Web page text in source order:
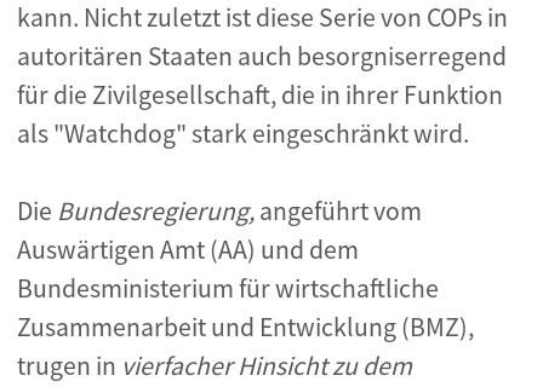
kann. Nicht zuletzt ist diese Serie von COPs in
autoritären Staaten auch besorgniserregend
für die Zivilgesellschaft, die in ihrer Funktion
als "Watchdog" stark eingeschränkt wird.
Die Bundesregierung,angeführt vom
Auswärtigen Amt (AA) und dem
Bundesministerium für wirtschaftliche
Zusammenarbeit und Entwicklung (BMZ),
trugen in vierfacher Hinsicht zu dem